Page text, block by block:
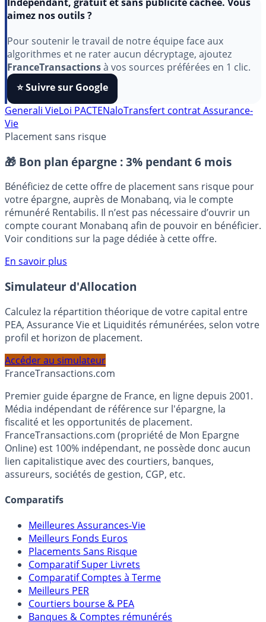
aimez nos outils ?
Pour soutenir le travail de notre équipe face aux
algorithmes et ne rater aucun décryptage, ajoutez
FranceTransactionsà vos sources préférées en 1 clic.
⭐️ Suivre sur Google
Generali VieLoi PACTENalo
Placement sans risque
🎁 Bon plan épargne : 3% pendant 6 mois
Bénéficiez de cette offre de placement sans risque pour
votre épargne, auprès de Monabanq, via le compte
rémunéré Rentabilis. Il n’est pas nécessaire d’ouvrir un
Voir conditions sur la page dédiée à cette offre.
En savoir plus
Simulateur d'Allocation
Calculez la répartition théorique de votre capital entre
profil et horizon de placement.
FranceTransactions.com
Premier guide épargne de France, en ligne depuis 2001.
Média indépendant de référence sur l'épargne, la
fiscalité et les opportunités de placement.
FranceTransactions.com (propriété de Mon Epargne
Online) est 100% indépendant, ne possède donc aucun
assureurs, sociétés de gestion, CGP, etc.
Comparatifs
Meilleures Assurances-Vie
Meilleurs Fonds Euros
Placements Sans Risque
Comparatif Super Livrets
Comparatif Comptes à Terme
Meilleurs PER